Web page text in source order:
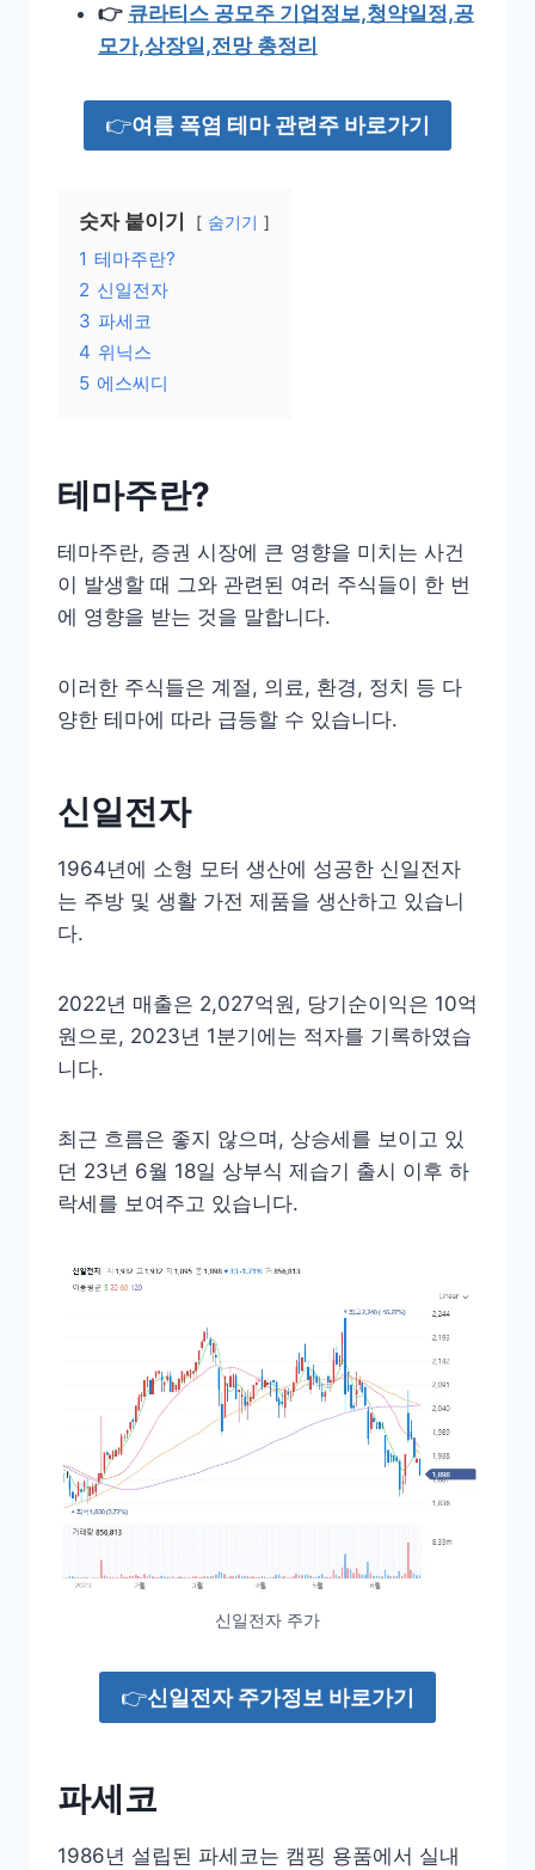
👉 큐라티스 공모주 기업정보,청약일정,공
모가,상장일,전망 총정리
👉여름 폭염 테마 관련주 바로가기
숫자 붙이기 숨기기
1 테마주란?
2 신일전자
3 파세코
4 위닉스
5 에스씨디
테마주란?
테마주란, 증권 시장에 큰 영향을 미치는 사건
이 발생할 때 그와 관련된 여러 주식들이 한 번
에 영향을 받는 것을 말합니다.
이러한 주식들은 계절, 의료, 환경, 정치 등 다
양한 테마에 따라 급등할 수 있습니다.
신일전자
1964년에 소형 모터 생산에 성공한 신일전자
는 주방 및 생활 가전 제품을 생산하고 있습니
다.
2022년 매출은 2,027억원, 당기순이익은 10억
원으로, 2023년 1분기에는 적자를 기록하였습
니다.
최근 흐름은 좋지 않으며, 상승세를 보이고 있
던 23년 6월 18일 상부식 제습기 출시 이후 하
락세를 보여주고 있습니다.
신일전자 주가
👉신일전자 주가정보 바로가기
파세코
1986년 설립된 파세코는 캠핑 용품에서 실내